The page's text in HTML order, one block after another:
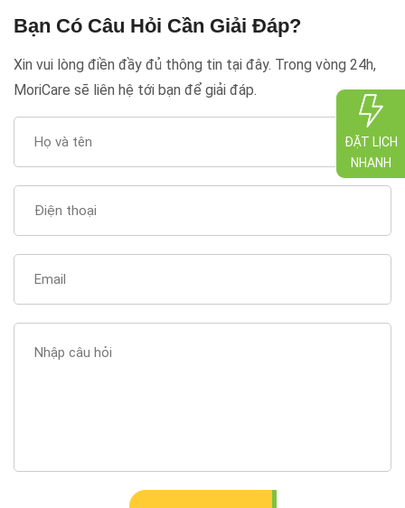
Bạn Có Câu Hỏi Cần Giải Đáp?
Xin vui lòng điền đầy đủ thông tin tại đây. Trong vòng 24h,
MoriCare sẽ liên hệ tới bạn để giải đáp.
ĐẶT LỊCH
NHANH